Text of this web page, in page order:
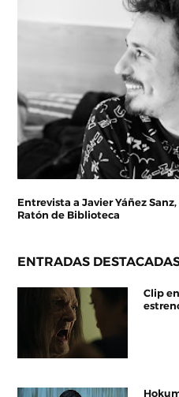
Entrevista a Javier Yáñez
Ratón de Biblioteca
ENTRADAS
Clip